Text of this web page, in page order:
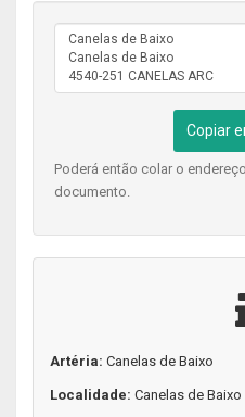
Copiar
Poderá então colar o
documento.
Artéria: Canelas de Baixo
Localidade: Canelas de Baixo